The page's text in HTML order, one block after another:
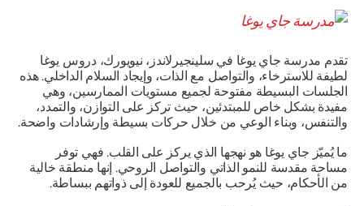
تقدم مدرسة جاي يوغا في سلينجيرلاندز، نيويورك، دروس يوغا
لطيفة للاسترخاء، والتواصل مع الذات، وإيجاد السلام الداخلي. هذه
الجلسات البسيطة مفتوحة لجميع مستويات الممارسين، وهي
مفيدة بشكل خاص للمبتدئين، حيث تركز على التوازن، والتمدد،
والتنفس، وبناء الوعي من خلال حركات بسيطة وإرشادات واضحة.
ما يُميّز جاي يوغا هو نهجها الذي يركز على القلب. فهي توفر
مساحة مقدسة للنمو الذاتي والتواصل الروحي. إنها منطقة خالية
من الأحكام، حيث يُرحب بالجميع للعودة إلى ذواتهم ببساطة.